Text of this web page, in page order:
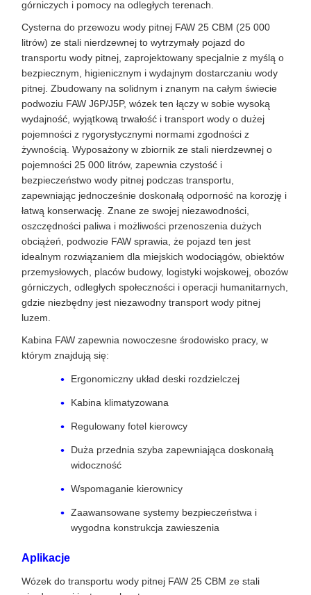
górniczych i pomocy na odległych terenach.
Cysterna do przewozu wody pitnej FAW 25 CBM (25 000
litrów) ze stali nierdzewnej to wytrzymały pojazd do
transportu wody pitnej, zaprojektowany specjalnie z myślą o
bezpiecznym, higienicznym i wydajnym dostarczaniu wody
pitnej. Zbudowany na solidnym i znanym na całym świecie
podwoziu FAW J6P/J5P, wózek ten łączy w sobie wysoką
wydajność, wyjątkową trwałość i transport wody o dużej
pojemności z rygorystycznymi normami zgodności z
żywnością. Wyposażony w zbiornik ze stali nierdzewnej o
pojemności 25 000 litrów, zapewnia czystość i
bezpieczeństwo wody pitnej podczas transportu,
zapewniając jednocześnie doskonałą odporność na korozję i
łatwą konserwację. Znane ze swojej niezawodności,
oszczędności paliwa i możliwości przenoszenia dużych
obciążeń, podwozie FAW sprawia, że ​​pojazd ten jest
idealnym rozwiązaniem dla miejskich wodociągów, obiektów
przemysłowych, placów budowy, logistyki wojskowej, obozów
górniczych, odległych społeczności i operacji humanitarnych,
gdzie niezbędny jest niezawodny transport wody pitnej
luzem.
Kabina FAW zapewnia nowoczesne środowisko pracy, w
którym znajdują się:
Ergonomiczny układ deski rozdzielczej
Kabina klimatyzowana
Regulowany fotel kierowcy
Duża przednia szyba zapewniająca doskonałą
widoczność
Wspomaganie kierownicy
Zaawansowane systemy bezpieczeństwa i
wygodna konstrukcja zawieszenia
Aplikacje
Wózek do transportu wody pitnej FAW 25 CBM ze stali